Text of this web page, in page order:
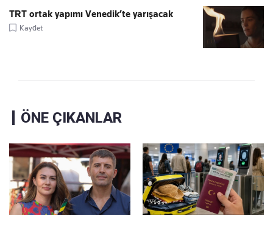
TRT ortak yapımı Venedik’te yarışacak
Kaydet
ÖNE ÇIKANLAR